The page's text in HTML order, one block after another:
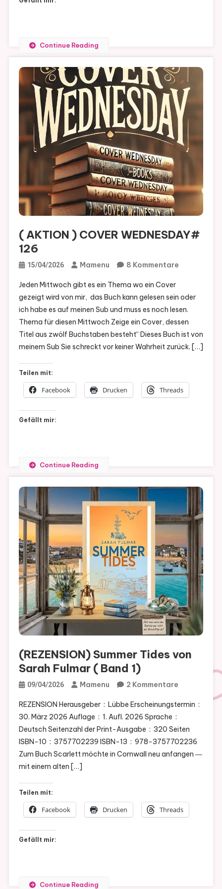
Continue Reading
( AKTION ) COVER WEDNESDAY#
126
15/04/2026 Mamenu 8 KommentareZu
)
COVER
126
Jeden Mittwoch gibt es ein Thema wo ein Cover
gezeigt wird von mir, das Buch kann gelesen sein oder
ich habe es auf meinen Sub und muss es noch lesen.
Thema für diesen Mittwoch Zeige ein Cover, dessen
Titel aus zwölf Buchstaben besteht“ Dieses Buch ist von
meinem Sub Sie schreckt vor keiner Wahrheit zurück. […]
Teilen mit:
Facebook Drucken Threads
Gefällt mir:
Continue Reading
(REZENSION) Summer Tides von
Sarah Fulmar ( Band 1)
09/04/2026 Mamenu 2 KommentareZu
Summer
Von
Sarah
Fulmar
REZENSION Herausgeber ‏ : ‎ Lübbe Erscheinungstermin ‏ : ‎
30. März 2026 Auflage ‏ : ‎ 1. Aufl. 2026 Sprache ‏ : ‎
Deutsch Seitenzahl der Print-Ausgabe ‏ : ‎ 320 Seiten
ISBN-10 ‏ : ‎ 3757702239 ISBN-13 ‏ : ‎ 978-3757702236
Zum Buch Scarlett möchte in Cornwall neu anfangen ―
mit einem alten […]
Teilen mit:
Facebook Drucken Threads
Gefällt mir:
Continue Reading